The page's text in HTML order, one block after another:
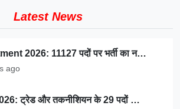
Latest News
2026: 11127 पदों पर भर्ती का न…
ago
ट्रेड और तकनीशियन के 29 पदों …